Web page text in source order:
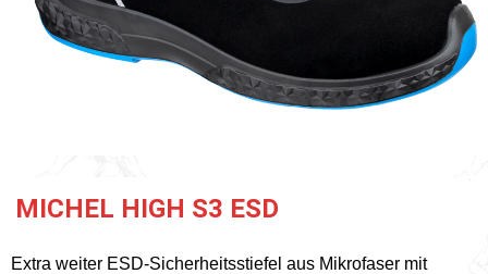
MICHEL HIGH S3 ESD
Extra weiter ESD-Sicherheitsstiefel aus Mikrofaser mit